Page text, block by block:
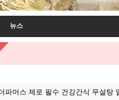
뉴스
파머스 제로 필수 건강간식 무설탕